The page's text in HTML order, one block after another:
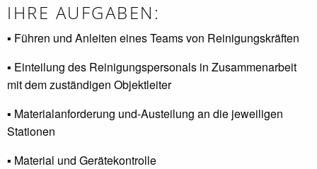
IHRE AUFGABEN:
▪ Führen und Anleiten eines Teams von Reinigungskräften
▪ Einteilung des Reinigungspersonals in Zusammenarbeit
mit dem zuständigen Objektleiter
▪ Materialanforderung und-Austeilung an die jeweiligen
Stationen
▪ Material und Gerätekontrolle